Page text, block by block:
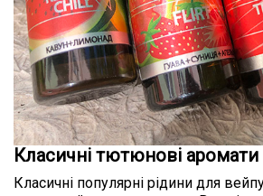
Класичні тютюнові аромати
Класичні популярні рідини для